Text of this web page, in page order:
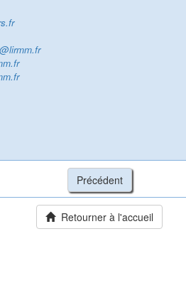
Retourner à l'accueil